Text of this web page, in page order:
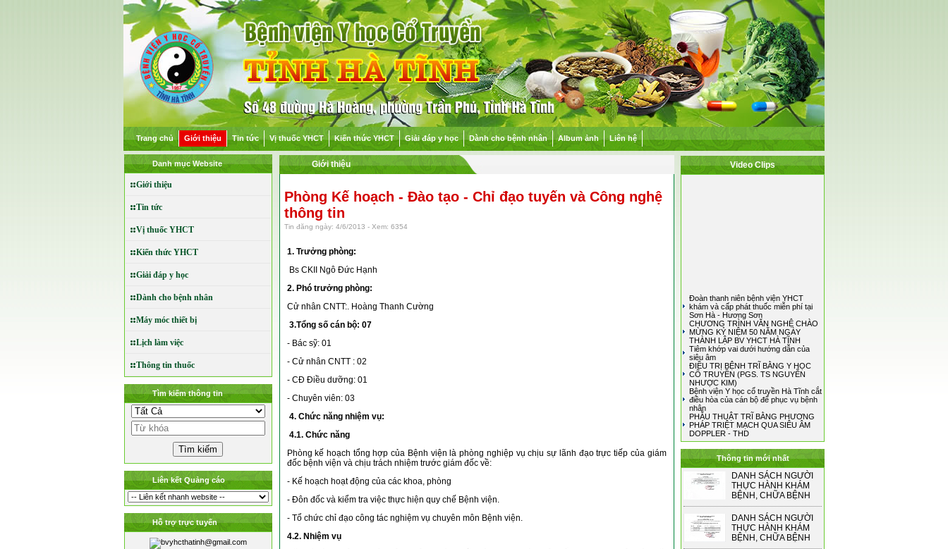
Trang chủ Giới thiệu Tin tức Vị thuốc YHCT Kiến thức YHCT Giải đáp y học Dành cho bệnh nhân Album ảnh Liên hệ
Danh mục Website
Giới thiệu
Tin tức
Vị thuốc YHCT
Kiến thức YHCT
Giải đáp y học
Dành cho bệnh nhân
Máy móc thiết bị
Lịch làm việc
Thông tin thuốc
Tìm kiếm thông tin
Liên kết Quảng cáo
Hỗ trợ trực tuyến
Giới thiệu
Phòng Kế hoạch - Đào tạo - Chỉ đạo tuyến và Công nghệ
thông tin
Tin đăng ngày: 4/6/2013 - Xem: 6354
1. Trưởng phòng:
Bs CKII Ngô Đức Hạnh
2. Phó trưởng phòng:
Cử nhân CNTT:. Hoàng Thanh Cường
3.Tổng số cán bộ: 07
- Bác sỹ: 01
- Cử nhân CNTT : 02
- CĐ Điều dưỡng: 01
- Chuyên viên: 03
4. Chức năng nhiệm vụ:
4.1. Chức năng
Phòng kế hoạch tổng hợp của Bệnh viện là phòng nghiệp vụ chịu sự lãnh đạo trực tiếp của giám
đốc bệnh viện và chịu trách nhiệm trước giám đốc về:
- Kế hoạch hoạt động của các khoa, phòng
- Đôn đốc và kiểm tra việc thực hiện quy chế Bệnh viện.
- Tổ chức chỉ đạo công tác nghiệm vụ chuyên môn Bệnh viện.
4.2. Nhiệm vụ
Video Clips
Đoàn thanh niên bệnh viện YHCT
khám và cấp phát thuốc miễn phí tại
Sơn Hà - Hương Sơn
CHƯƠNG TRÌNH VĂN NGHỆ CHÀO
MỪNG KỶ NIỆM 50 NĂM NGÀY
THÀNH LẬP BV YHCT HÀ TĨNH
Tiêm khớp vai dưới hướng dẫn của
siêu âm
ĐIỀU TRỊ BỆNH TRĨ BẰNG Y HỌC
CỔ TRUYỀN (PGS. TS NGUYỄN
NHƯỢC KIM)
Bệnh viện Y học cổ truyền Hà Tĩnh cắt
điều hòa của cán bộ để phục vụ bệnh
nhân
PHẪU THUẬT TRĨ BẰNG PHƯƠNG
PHÁP TRIỆT MẠCH QUA SIÊU ÂM
DOPPLER - THD
Thông tin mới nhất
DANH SÁCH NGƯỜI
THỰC HÀNH KHÁM
BỆNH, CHỮA BỆNH
DANH SÁCH NGƯỜI
THỰC HÀNH KHÁM
BỆNH, CHỮA BỆNH